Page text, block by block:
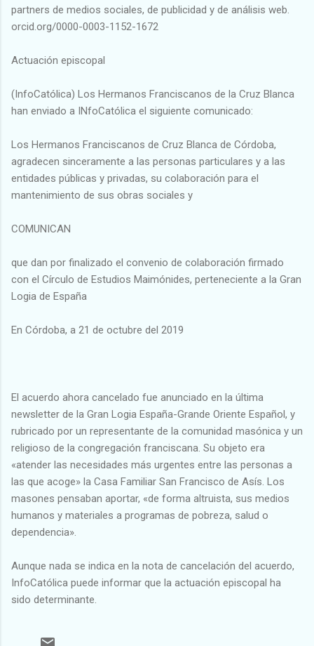
partners de medios sociales, de publicidad y de análisis web.
orcid.org/0000-0003-1152-1672
Actuación episcopal
(InfoCatólica) Los Hermanos Franciscanos de la Cruz Blanca
han enviado a INfoCatólica el siguiente comunicado:
Los Hermanos Franciscanos de Cruz Blanca de Córdoba,
agradecen sinceramente a las personas particulares y a las
entidades públicas y privadas, su colaboración para el
mantenimiento de sus obras sociales y
COMUNICAN
que dan por finalizado el convenio de colaboración firmado
con el Círculo de Estudios Maimónides, perteneciente a la Gran
Logia de España
En Córdoba, a 21 de octubre del 2019
El acuerdo ahora cancelado fue anunciado en la última
newsletter de la Gran Logia España-Grande Oriente Español, y
rubricado por un representante de la comunidad masónica y un
religioso de la congregación franciscana. Su objeto era
«atender las necesidades más urgentes entre las personas a
las que acoge» la Casa Familiar San Francisco de Asís. Los
masones pensaban aportar, «de forma altruista, sus medios
humanos y materiales a programas de pobreza, salud o
dependencia».
Aunque nada se indica en la nota de cancelación del acuerdo,
InfoCatólica puede informar que la actuación episcopal ha
sido determinante.